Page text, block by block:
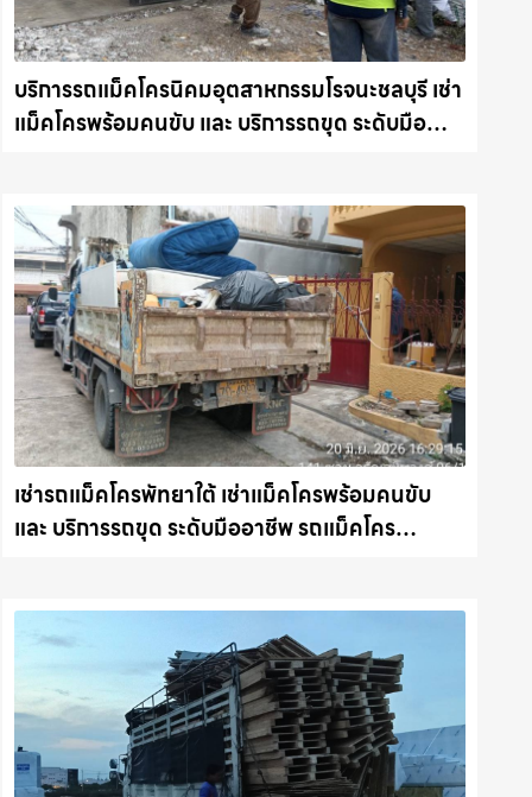
บริการรถแม็คโครนิคมอุตสาหกรรมโรจนะชลบุรี เช่า
แม็คโครพร้อมคนขับ และ บริการรถขุด ระดับมือ
เช่ารถแม็คโครพัทยาใต้ เช่าแม็คโครพร้อมคนขับ
และ บริการรถขุด ระดับมืออาชีพ รถแม็คโคร